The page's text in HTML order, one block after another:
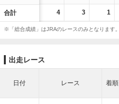
合計 4 3 1
※「総合成績」はJRAのレースのみとなります。
出走レース
日付 レース 着順